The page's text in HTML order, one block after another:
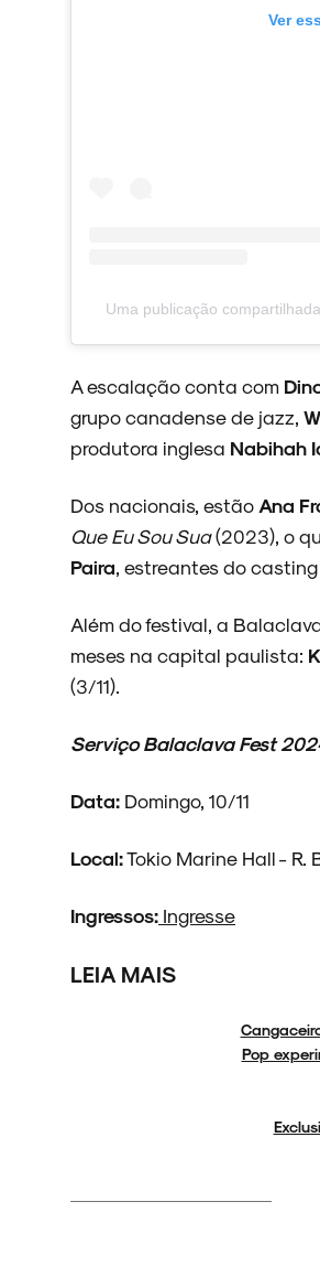
ESPECIAIS
FAIXA A FAIXA
NOVIDADES
NOIZE RECORD CLUB
Ver
Uma publicação
A escalação conta com
grupo canadense de jazz,
produtora inglesa Nabihah
Dos nacionais, estão Ana
Que Eu Sou Sua(2023), o
Paira , estreantes do
Além do festival, a
meses na capital paulista:
(3/11).
Serviço Balaclava Fest
Data: Domingo, 10/11
Local:Tokio Marine Hall - R.
Ingressos: Ingresse
LEIA MAIS
Pop